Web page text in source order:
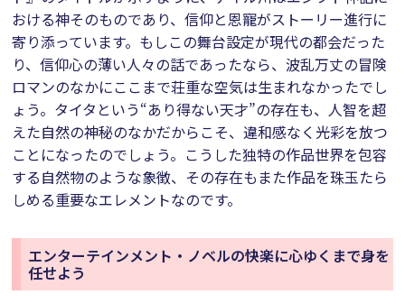
おける神そのものであり、信仰と恩寵がストーリー進行に
寄り添っています。もしこの舞台設定が現代の都会だった
り、信仰心の薄い人々の話であったなら、波乱万丈の冒険
ロマンのなかにここまで荘重な空気は生まれなかったでし
ょう。タイタという“あり得ない天才”の存在も、人智を超
えた自然の神秘のなかだからこそ、違和感なく光彩を放つ
ことになったのでしょう。こうした独特の作品世界を包容
する自然物のような象徴、その存在もまた作品を珠玉たら
しめる重要なエレメントなのです。
エンターテインメント・ノベルの快楽に心ゆくまで身を
任せよう